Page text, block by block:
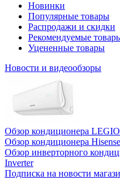
Новинки
Популярные товары
Распродажи и скидки
Рекомендуемые
Уцененные товары
Новости и видеообзоры
Обзор кондиционера
Обзор кондиционера
Обзор инверторного
Inverter
Подписка на новости